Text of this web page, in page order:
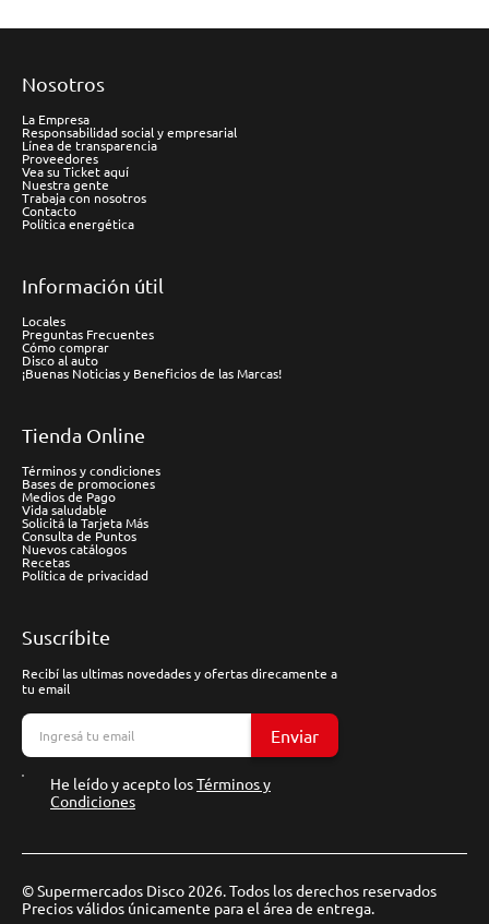
Nosotros
La Empresa
Responsabilidad social y empresarial
Línea de transparencia
Proveedores
Vea su Ticket aquí
Nuestra gente
Trabaja con nosotros
Contacto
Política energética
Información útil
Locales
Preguntas Frecuentes
Cómo comprar
Disco al auto
¡Buenas Noticias y Beneficios de las Marcas!
Tienda Online
Términos y condiciones
Bases de promociones
Medios de Pago
Vida saludable
Solicitá la Tarjeta Más
Consulta de Puntos
Nuevos catálogos
Recetas
Política de privacidad
Suscríbite
Recibí las ultimas novedades y ofertas direcamente a
tu email
Enviar
He leído y acepto losTérminos y
Condiciones
© Supermercados Disco 2026. Todos los derechos reservados
Precios válidos únicamente para el área de entrega.